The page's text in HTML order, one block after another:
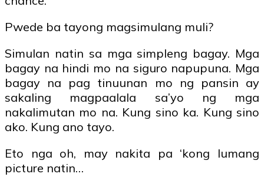
Pwede ba tayong magsimulang muli?
Simulan natin sa mga simpleng bagay. Mga
bagay na hindi mo na siguro napupuna. Mga
bagay na pag tinuunan mo ng pansin ay
sakaling magpaalala sa’yo ng mga
nakalimutan mo na. Kung sino ka. Kung sino
ako. Kung ano tayo.
Eto nga oh, may nakita pa ‘kong lumang
picture natin…